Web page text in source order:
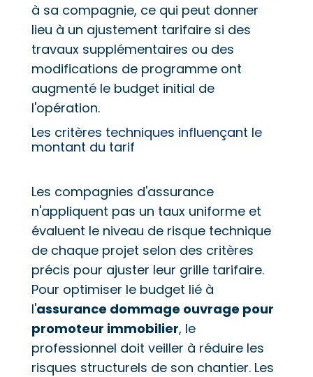
à sa compagnie, ce qui peut donner
lieu à un ajustement tarifaire si des
travaux supplémentaires ou des
modifications de programme ont
augmenté le budget initial de
l'opération.
Les critères techniques influençant le
montant du tarif
Les compagnies d'assurance
n'appliquent pas un taux uniforme et
évaluent le niveau de risque technique
de chaque projet selon des critères
précis pour ajuster leur grille tarifaire.
Pour optimiser le budget lié à
l'assurance dommage ouvrage pour
promoteur immobilier, le
professionnel doit veiller à réduire les
risques structurels de son chantier. Les